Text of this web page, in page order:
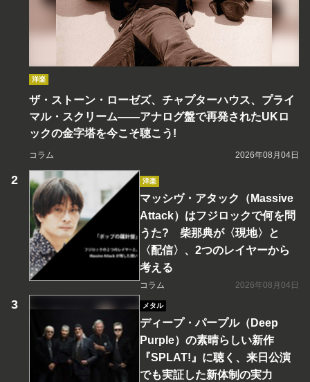
洋楽
ザ・ストーン・ローゼズ、チャプターハウス、プライ
マル・スクリーム――アナログ盤で再発されたUKロ
ックの金字塔を今こそ聴こう!
コラム 2026年08月04日
洋楽
マッシヴ・アタック（Massive
Attack）はフジロックで何を問
うた? 柴那典が〈現地〉と
〈配信〉、2つのレイヤーから
考える
コラム 2026年08月04日
メタル
ディープ・パープル（Deep
Purple）の素晴らしい新作
『SPLAT!』に聴く、来日公演
でも実証した新体制の実力